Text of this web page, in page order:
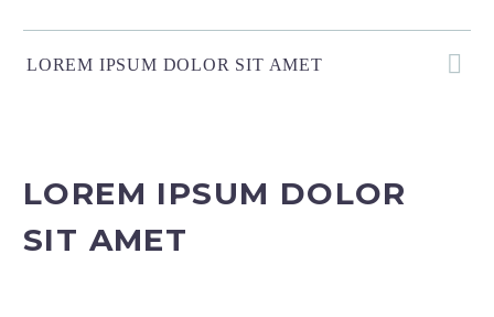
LOREM IPSUM DOLOR SIT AMET
LOREM IPSUM DOLOR
SIT AMET